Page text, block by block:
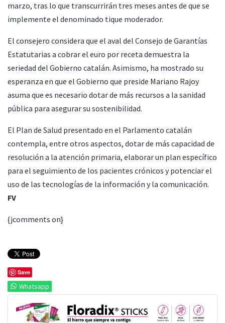
marzo, tras lo que transcurrirán tres meses antes de que se
implemente el denominado tique moderador.
El consejero considera que el aval del Consejo de Garantías
Estatutarias a cobrar el euro por receta demuestra la
seriedad del Gobierno catalán. Asimismo, ha mostrado su
esperanza en que el Gobierno que preside Mariano Rajoy
asuma que es necesario dotar de más recursos a la sanidad
pública para asegurar su sostenibilidad.
El Plan de Salud presentado en el Parlamento catalán
contempla, entre otros aspectos, dotar de más capacidad de
resolución a la atención primaria, elaborar un plan específico
para el seguimiento de los pacientes crónicos y potenciar el
uso de las tecnologías de la información y la comunicación.
FV
{jcomments on}
Save
Whatsapp